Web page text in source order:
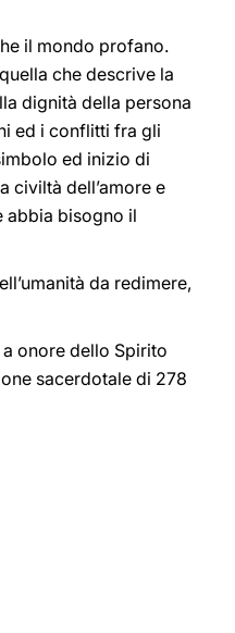
il mondo profano.
che descrive la
dignità della persona
ed i conflitti fra gli
ed inizio di
civiltà dell’amore e
abbia bisogno il
da redimere,
onore dello Spirito
sacerdotale di 278